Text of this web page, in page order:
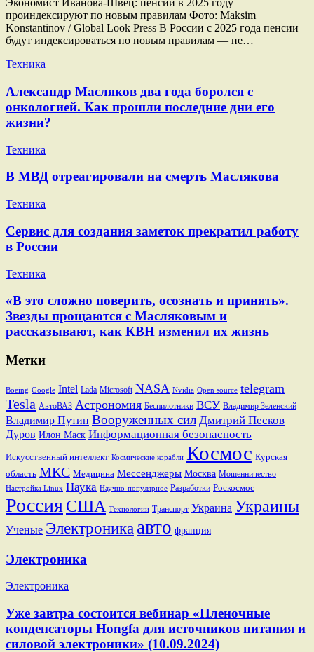
Экономист Иванова-Швец: пенсии в 2025 году
проиндексируют по новым правилам Фото: Maksim
Konstantinov / Global Look Press В России с 2025 года пенсии
будут индексироваться по новым правилам — не…
Техника
Александр Масляков два года боролся с
онкологией. Как прошли последние дни его
жизни?
Техника
В МВД отреагировали на смерть Маслякова
Техника
Сервис для создания заметок прекратил работу
в России
Техника
«В это сложно поверить, осознать и принять».
Звезды прощаются с Масляковым и
рассказывают, как КВН изменил их жизнь
Метки
Boeing Google Intel Lada Microsoft NASA Nvidia Open source telegram
Tesla АвтоВАЗ Астрономия Беспилотники ВСУ Владимир Зеленский
Владимир Путин Вооруженных сил Дмитрий Песков
Дуров Илон Маск Информационная безопасность
Искусственный интеллект Космические корабли Космос Курская
область МКС Медицина Мессенджеры Москва Мошенничество
Настройка Linux Наука Научно-популярное Разработки Роскосмос
РоссияСША Технологии Транспорт Украина Украины
Ученые Электроника авто франция
Электроника
Электроника
Уже завтра состоится вебинар «Пленочные
конденсаторы Hongfa для источников питания и
силовой электроники» (10.09.2024)